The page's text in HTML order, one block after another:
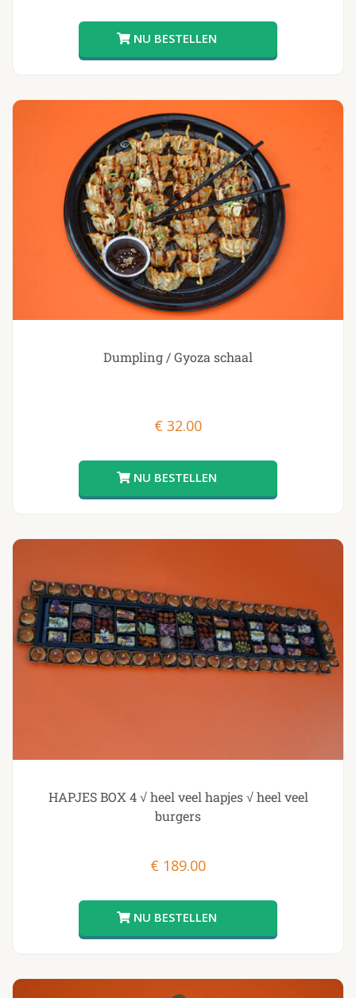
Dumpling / Gyoza schaal
€ 32.00
HAPJES BOX 4 √ heel veel hapjes √ heel veel
burgers
€ 189.00